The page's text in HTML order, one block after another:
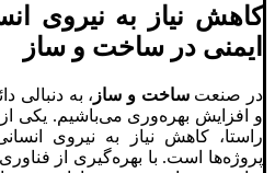
کاهش نیاز به نیروی
ایمنی در ساخت و ساز
در صنعتساخت و ساز ، به دنبالی
و افزایش بهره‌وری می‌باشیم. یکی
راستا، کاهش نیاز به نیروی
پروژه‌ها است. با بهره‌گیری از